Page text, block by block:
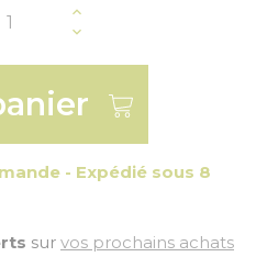
- Expédié sous 8
sur vos prochains achats